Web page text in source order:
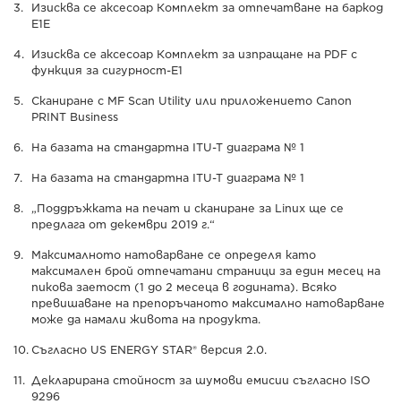
Изисква се аксесоар Комплект за отпечатване на баркод
E1E
Изисква се аксесоар Комплект за изпращане на PDF с
функция за сигурност-E1
Сканиране с MF Scan Utility или приложението Canon
PRINT Business
На базата на стандартна ITU-T диаграма № 1
На базата на стандартна ITU-T диаграма № 1
„Поддръжката на печат и сканиране за Linux ще се
предлага от декември 2019 г.“
Максималното натоварване се определя като
максимален брой отпечатани страници за един месец на
пикова заетост (1 до 2 месеца в годината). Всяко
превишаване на препоръчаното максимално натоварване
може да намали живота на продукта.
Съгласно US ENERGY STAR® версия 2.0.
Декларирана стойност за шумови емисии съгласно ISO
9296